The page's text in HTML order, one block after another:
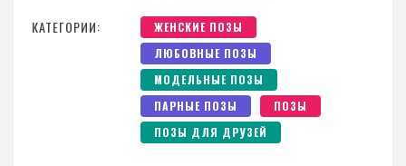
КАТЕГОРИИ:
ЖЕНСКИЕ ПОЗЫ
ЛЮБОВНЫЕ ПОЗЫ
МОДЕЛЬНЫЕ ПОЗЫ
ПАРНЫЕ ПОЗЫ
ПОЗЫ
ПОЗЫ ДЛЯ ДРУЗЕЙ